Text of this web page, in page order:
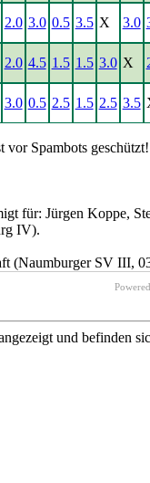
2.0 3.0 0.5 3.5 X 3.0
2.0 4.5 1.5 1.5 3.0 X
3.0 0.5 2.5 1.5 2.5 3.5
Spambots
für: Jürgen Koppe,
IV).
(Naumburger SV III,
und befinden